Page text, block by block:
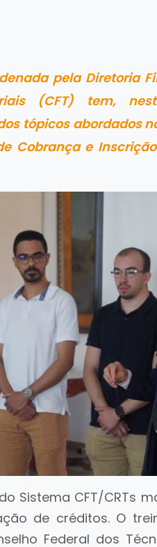
pela Diretoria
(CFT) tem,
tópicos abordados
Cobrança e
Sistema CFT/CRTs
de créditos. O
Federal dos